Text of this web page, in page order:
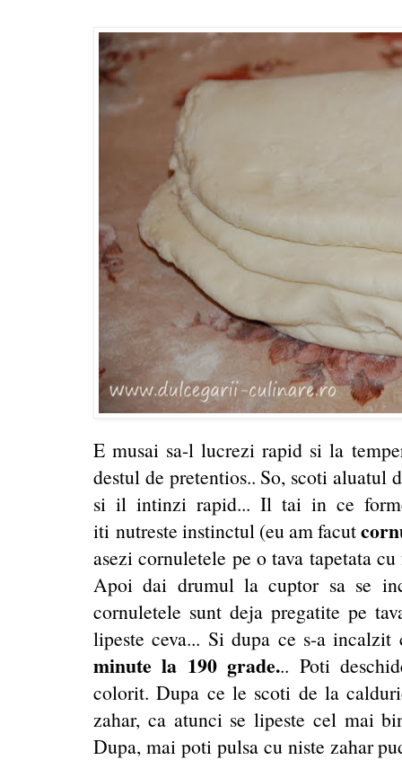
E musai sa-l lucrezi rapid si la
destul de pretentios.. So, scoti aluatul
si il intinzi rapid... Il tai in ce
iti nutreste instinctul (eu am facut
asezi cornuletele pe o tava tapetata
Apoi dai drumul la cuptor sa se
cornuletele sunt deja pregatite pe
lipeste ceva... Si dupa ce s-a
minutela 190 grade... Poti
colorit. Dupa ce le scoti de la
zahar, ca atunci se lipeste cel mai
Dupa, mai poti pulsa cu niste zahar